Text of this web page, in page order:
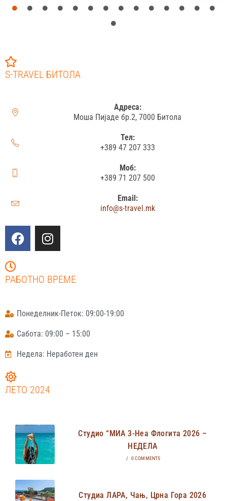
S-TRAVEL БИТОЛА
Адреса:
Моша Пијаде бр.2, 7000 Битола
Тел:
+389 47 207 333
Моб:
+389 71 207 500
Email:
info@s-travel.mk
РАБОТНО ВРЕМЕ
Понеделник-Петок: 09:00-19:00
Сабота: 09:00 – 15:00
Недела: Неработен ден
ЛЕТО 2024
Студио “МИА 3-Неа Флогита 2026 –
НЕДЕЛА
/ 0 COMMENTS
Студиа ЛАРА, Чањ, Црна Гора 2026